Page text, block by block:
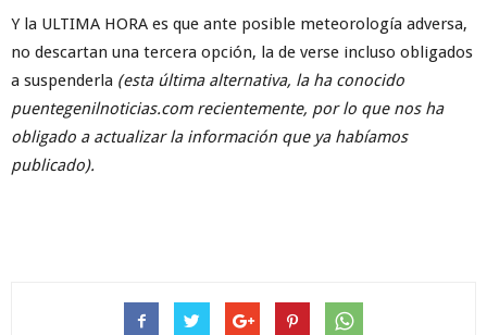
Y la ULTIMA HORA es que ante posible meteorología adversa,
no descartan una tercera opción, la de verse incluso obligados
a suspenderla (esta última alternativa, la ha conocido
puentegenilnoticias.com recientemente, por lo que nos ha
obligado a actualizar la información que ya habíamos
publicado).